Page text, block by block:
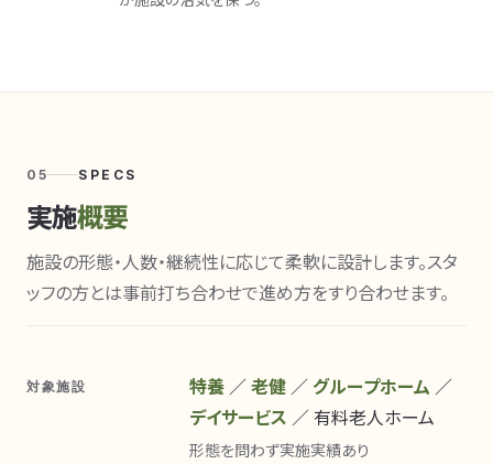
05 SPECS
実施概要
施設の形態・人数・継続性に応じて柔軟に設計します。スタ
ッフの方とは事前打ち合わせで進め方をすり合わせます。
対象施設 特養 ／老健 ／ グループホーム ／
デイサービス ／ 有料老人ホーム
形態を問わず実施実績あり